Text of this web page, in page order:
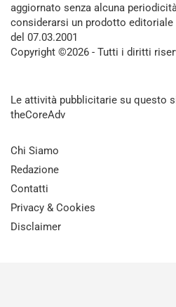
aggiornato senza alcuna
considerarsi un prodotto editoriale
del 07.03.2001
Copyright ©2026 - Tutti i diritti
Le attività pubblicitarie su questo
theCoreAdv
Chi Siamo
Redazione
Contatti
Privacy & Cookies
Disclaimer